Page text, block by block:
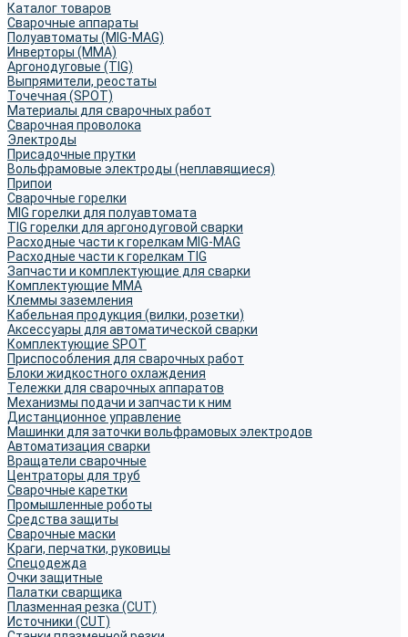
Каталог товаров
Сварочные аппараты
Полуавтоматы (MIG-MAG)
Инверторы (MMA)
Аргонодуговые (TIG)
Выпрямители, реостаты
Точечная (SPOT)
Материалы для сварочных работ
Сварочная проволока
Электроды
Присадочные прутки
Вольфрамовые электроды (неплавящиеся)
Припои
Сварочные горелки
MIG горелки для полуавтомата
TIG горелки для аргонодуговой сварки
Расходные части к горелкам MIG-MAG
Расходные части к горелкам TIG
Запчасти и комплектующие для сварки
Комплектующие ММА
Клеммы заземления
Кабельная продукция (вилки, розетки)
Аксессуары для автоматической сварки
Комплектующие SPOT
Приспособления для сварочных работ
Блоки жидкостного охлаждения
Тележки для сварочных аппаратов
Механизмы подачи и запчасти к ним
Дистанционное управление
Машинки для заточки вольфрамовых электродов
Автоматизация сварки
Вращатели сварочные
Центраторы для труб
Сварочные каретки
Промышленные роботы
Средства защиты
Сварочные маски
Краги, перчатки, руковицы
Спецодежда
Очки защитные
Палатки сварщика
Плазменная резка (CUT)
Источники (CUT)